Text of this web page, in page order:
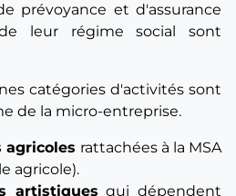
prévoyance et d'assurance
leur régime social sont
catégories d'activités sont
de la micro-entreprise.
agricoles rattachées à la MSA
agricole).
artistiques qui dépendent